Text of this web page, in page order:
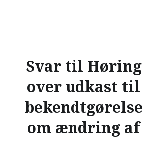
Svar til Høring
over udkast til
bekendtgørelse
om ændring af